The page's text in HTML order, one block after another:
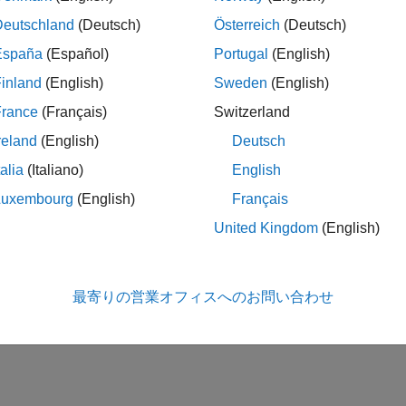
(Deutsch)
(Español)
(English)
(Français)
(English)
(Italiano)
(English)
Österreich (Deutsch)
Portugal (English)
Sweden (English)
Switzerland
Deutsch
English
Français
United Kingdom (English)
最寄りの営業オフィスへのお問い合わせ